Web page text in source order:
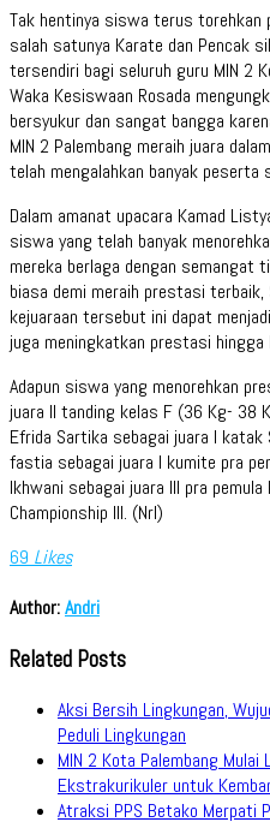
Tak hentinya siswa terus torehkan
salah satunya Karate dan Pencak
tersendiri bagi seluruh guru MIN 2
Waka Kesiswaan Rosada
bersyukur dan sangat bangga
MIN 2 Palembang meraih juara
telah mengalahkan banyak peserta
Dalam amanat upacara Kamad
siswa yang telah banyak
mereka berlaga dengan semangat
biasa demi meraih prestasi terbaik,
kejuaraan tersebut ini dapat
juga meningkatkan prestasi hingga
Adapun siswa yang menorehkan
juara II tanding kelas F (36 Kg- 38
Efrida Sartika sebagai juara I katak
fastia sebagai juara I kumite pra
Ikhwani sebagai juara III pra
Championship III. (Nrl)
69 Likes
Author:Andri
Related Posts
Aksi Bersih Lingkungan,
Peduli Lingkungan
MIN 2 Kota Palembang Mulai
Ekstrakurikuler untuk
Atraksi PPS Betako Merpati